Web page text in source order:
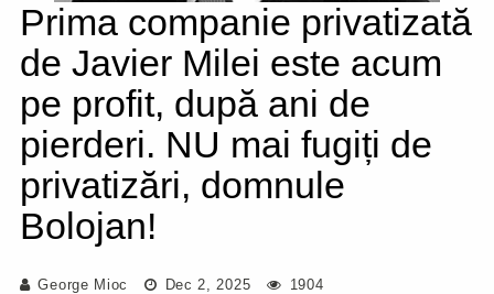
Prima companie privatizată
de Javier Milei este acum
pe profit, după ani de
pierderi. NU mai fugiți de
privatizări, domnule
Bolojan!
George Mioc Dec 2, 2025 1904